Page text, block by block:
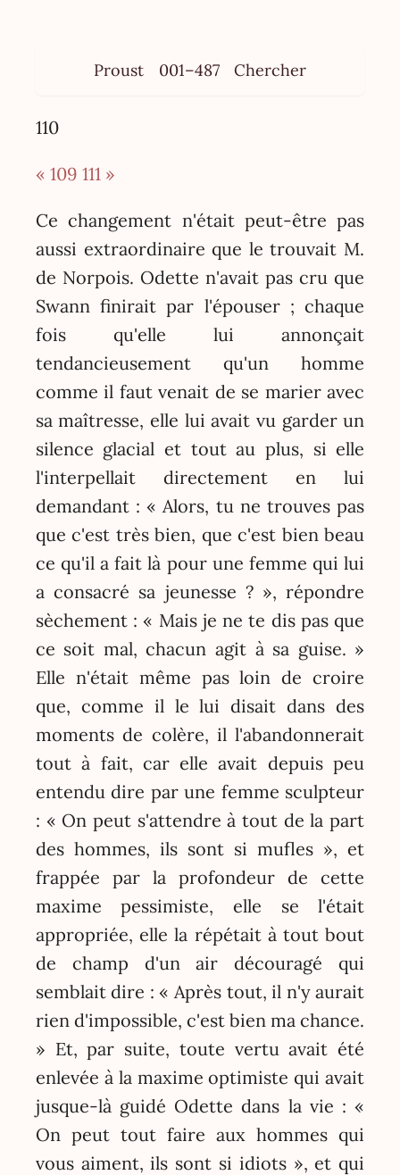
Proust 001–487 Chercher
110
« 109 111 »
Ce changement n'était peut-être pas
aussi extraordinaire que le trouvait M.
de Norpois. Odette n'avait pas cru que
Swann finirait par l'épouser ; chaque
fois qu'elle lui annonçait
tendancieusement qu'un homme
comme il faut venait de se marier avec
sa maîtresse, elle lui avait vu garder un
silence glacial et tout au plus, si elle
l'interpellait directement en lui
demandant : « Alors, tu ne trouves pas
que c'est très bien, que c'est bien beau
ce qu'il a fait là pour une femme qui lui
a consacré sa jeunesse ? », répondre
sèchement : « Mais je ne te dis pas que
ce soit mal, chacun agit à sa guise. »
Elle n'était même pas loin de croire
que, comme il le lui disait dans des
moments de colère, il l'abandonnerait
tout à fait, car elle avait depuis peu
entendu dire par une femme sculpteur
: « On peut s'attendre à tout de la part
des hommes, ils sont si mufles », et
frappée par la profondeur de cette
maxime pessimiste, elle se l'était
appropriée, elle la répétait à tout bout
de champ d'un air découragé qui
semblait dire : « Après tout, il n'y aurait
rien d'impossible, c'est bien ma chance.
» Et, par suite, toute vertu avait été
enlevée à la maxime optimiste qui avait
jusque-là guidé Odette dans la vie : «
On peut tout faire aux hommes qui
vous aiment, ils sont si idiots », et qui